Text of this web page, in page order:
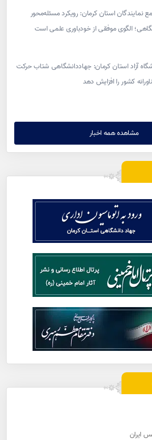
نمایندگان استان کرمان: رویکرد مسئله‌محور
الگوی موفقی از خودباوری علمی است
آزاد استان کرمان: جهاددانشگاهی شتاب حرکت
کشور را افزایش دهد
مشاهده همه اخبار
ایران